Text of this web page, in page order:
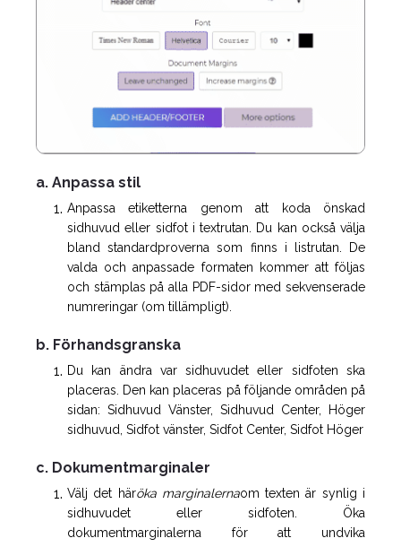
a. Anpassa stil
Anpassa etiketterna genom att koda önskad
sidhuvud eller sidfot i textrutan. Du kan också välja
bland standardproverna som finns i listrutan. De
valda och anpassade formaten kommer att följas
och stämplas på alla PDF-sidor med sekvenserade
numreringar (om tillämpligt).
b. Förhandsgranska
Du kan ändra var sidhuvudet eller sidfoten ska
placeras. Den kan placeras på följande områden på
sidan: Sidhuvud Vänster, Sidhuvud Center, Höger
sidhuvud, Sidfot vänster, Sidfot Center, Sidfot Höger
c. Dokumentmarginaler
Välj det häröka marginalernaom texten är synlig i
sidhuvudet eller sidfoten. Öka
dokumentmarginalerna för att undvika